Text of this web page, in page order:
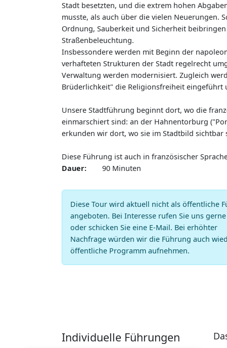
Stadt besetzten, und die extrem hohen
musste, als auch über die vielen Neuerungen.
Ordnung, Sauberkeit und Sicherheit
Straßenbeleuchtung.
Insbessondere werden mit Beginn der
verhafteten Strukturen der Stadt regelrecht
Verwaltung werden modernisiert. Zugleich
Brüderlichkeit" die Religionsfreiheit eingeführt
Unsere Stadtführung beginnt dort, wo die
einmarschiert sind: an der Hahnentorburg
erkunden wir dort, wo sie im Stadtbild
Diese Führung ist auch in französischer
Dauer
90 Minuten
Diese Tour wird aktuell nicht als öffentliche
angeboten. Bei Interesse rufen Sie uns
oder schicken Sie eine E-Mail. Bei erhöhter
Nachfrage würden wir die Führung auch
öffentliche Programm aufnehmen.
Individuelle Führungen